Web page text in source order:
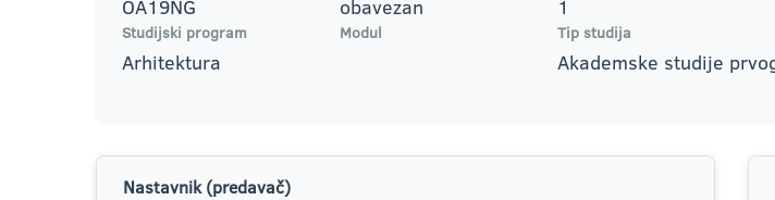
OA19NG obavezan 1
Studijski program
Arhitektura
Modul Tip studija
Akademske studije
Nastavnik (predavač)